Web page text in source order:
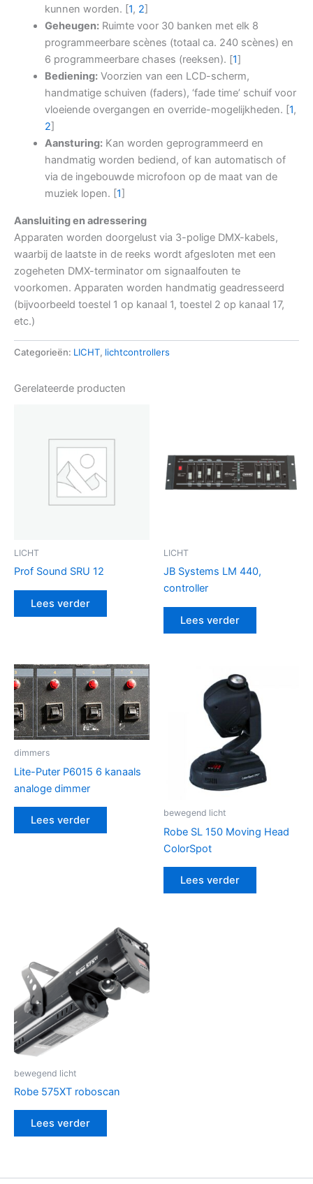
kunnen worden. 1, 2
Geheugen:Ruimte voor 30 banken met elk 8
programmeerbare scènes (totaal ca. 240 scènes) en
6 programmeerbare chases (reeksen). [1]
Bediening:Voorzien van een LCD-scherm,
handmatige schuiven (faders), ‘fade time’ schuif voor
vloeiende overgangen en override-mogelijkheden. 1,
2
Aansturing:Kan worden geprogrammeerd en
handmatig worden bediend, of kan automatisch of
via de ingebouwde microfoon op de maat van de
muziek lopen. 1
Aansluiting en adressering
Apparaten worden doorgelust via 3-polige DMX-kabels,
waarbij de laatste in de reeks wordt afgesloten met een
zogeheten DMX-terminator om signaalfouten te
voorkomen. Apparaten worden handmatig geadresseerd
(bijvoorbeeld toestel 1 op kanaal 1, toestel 2 op kanaal 17,
etc.)
Categorieën: LICHT, lichtcontrollers
Gerelateerde producten
LICHT
Prof Sound SRU 12
Lees verder
LICHT
JB Systems LM 440,
controller
Lees verder
dimmers
Lite-Puter P6015 6 kanaals
analoge dimmer
Lees verder
bewegend licht
Robe SL 150 Moving Head
ColorSpot
Lees verder
bewegend licht
Robe 575XT roboscan
Lees verder